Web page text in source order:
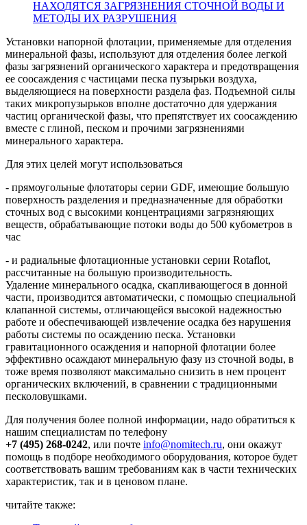
НАХОДЯТСЯ ЗАГРЯЗНЕНИЯ СТОЧНОЙ ВОДЫ И
МЕТОДЫ ИХ РАЗРУШЕНИЯ
Установки напорной флотации, применяемые для отделения
минеральной фазы, используют для отделения более легкой
фазы загрязнений органического характера и предотвращения
ее соосаждения с частицами песка пузырьки воздуха,
выделяющиеся на поверхности раздела фаз. Подъемной силы
таких микропузырьков вполне достаточно для удержания
частиц органической фазы, что препятствует их соосаждению
вместе с глиной, песком и прочими загрязнениями
минерального характера.
Для этих целей могут использоваться
- прямоугольные флотаторы серии GDF, имеющие большую
поверхность разделения и предназначенные для обработки
сточных вод с высокими концентрациями загрязняющих
веществ, обрабатывающие потоки воды до 500 кубометров в
час
- и радиальные флотационные установки серии Rotaflot,
рассчитанные на большую производительность.
Удаление минерального осадка, скапливающегося в донной
части, производится автоматически, с помощью специальной
клапанной системы, отличающейся высокой надежностью
работе и обеспечивающей извлечение осадка без нарушения
работы системы по осаждению песка. Установки
гравитационного осаждения и напорной флотации более
эффективно осаждают минеральную фазу из сточной воды, в
тоже время позволяют максимально снизить в нем процент
органических включений, в сравнении с традиционными
песколовушками.
Для получения более полной информации, надо обратиться к
нашим специалистам по телефону
+7 (495) 268-0242, или почте info@nomitech.ru, они окажут
помощь в подборе необходимого оборудования, которое будет
соответствовать вашим требованиям как в части технических
характеристик, так и в ценовом плане.
читайте также: